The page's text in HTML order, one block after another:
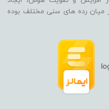
میان رده های سنی مختلف بوده